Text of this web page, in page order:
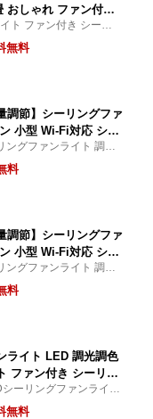
おしゃれ ファン付き
扇風機付き照明 サー
ーター ファン付き照
ト ファン付き シーリン
照明器具 小型 軽量
部屋 ダイニング 寝室
無料
調節】シーリングファ
小型 Wi-Fi対応 シー
器具 ファン 引っ掛け
ングライト 6畳 8畳 L
ングファンライト 調光
コン 省エネ 空気循環 D
掛けシーリング 風量調
料
調節】シーリングファ
小型 Wi-Fi対応 シー
器具 ファン 引っ掛け
ングライト 6畳 8畳 L
ングファンライト 調光
コン 省エネ 空気循環 D
掛けシーリング 風量調
料
ライト LED 調光調色
ファン付き シーリン
風機付き照明 シーリ
小型 サーキュレータ
ーリングファンライト
イト 逆回転 スマートラ
無料